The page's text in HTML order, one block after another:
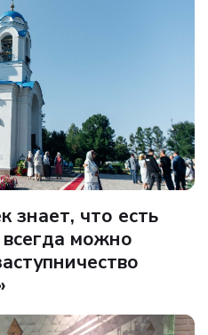
знает, что есть
можно